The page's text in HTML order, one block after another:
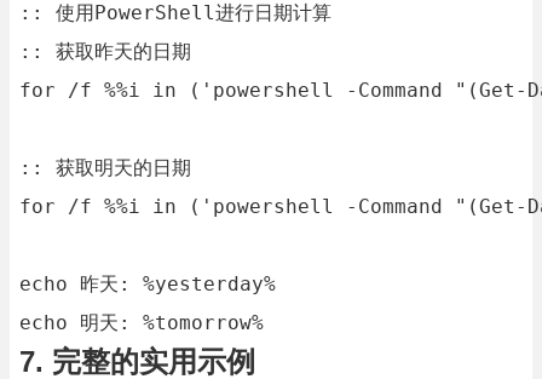
:: 使用PowerShell进行日期计算
:: 获取昨天的日期
for /f %%i in ('powershell -Command "(Get-
:: 获取明天的日期
for /f %%i in ('powershell -Command "(Get-
echo 昨天: %yesterday%
echo 明天: %tomorrow%
7. 完整的实用示例